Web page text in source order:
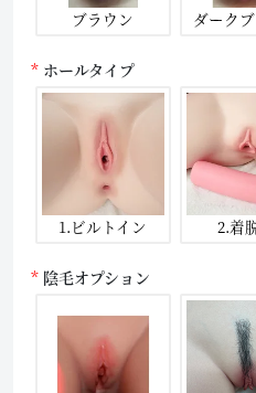
ブラウン ダーク
ホールタイプ
1.ビルトイン 2.着
陰毛オプション